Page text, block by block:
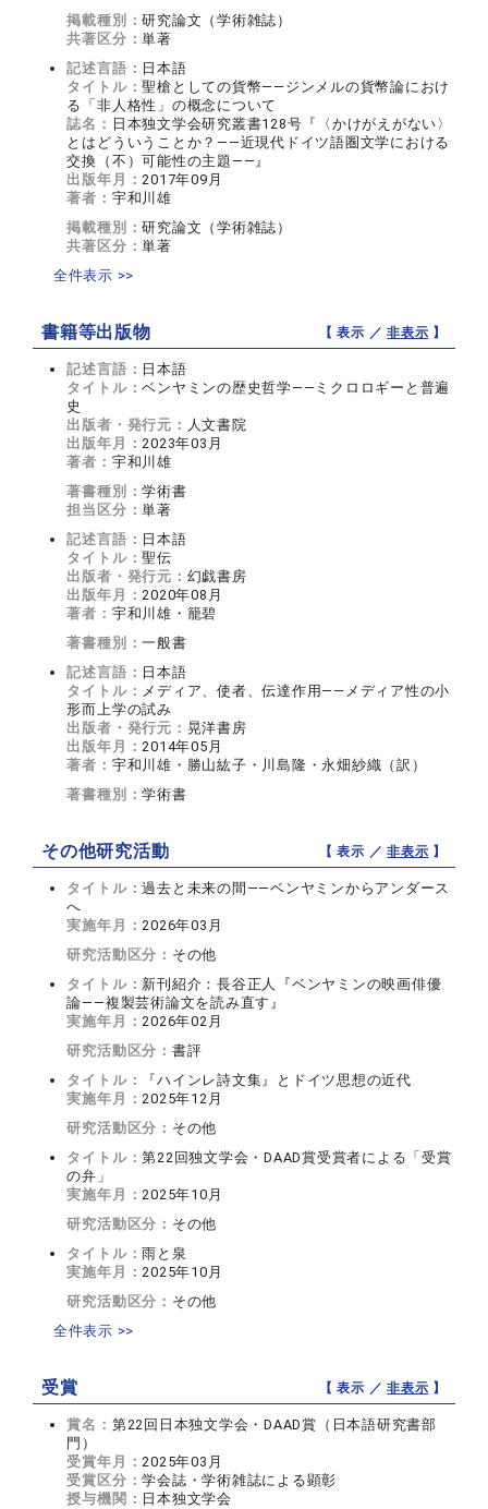
掲載種別：研究論文（学術雑誌）
共著区分：単著
記述言語： 日本語
タイトル：聖槍としての貨幣――ジンメルの貨幣論におけ
る「非人格性」の概念について
誌名： 日本独文学会研究叢書128号『〈かけがえがない〉
とはどういうことか？――近現代ドイツ語圏文学における
交換（不）可能性の主題――』
出版年月：2017年09月
著者： 宇和川雄
掲載種別：研究論文（学術雑誌）
共著区分：単著
全件表示 >>
書籍等出版物 【 表示 ／非表示 】
記述言語： 日本語
タイトル：ベンヤミンの歴史哲学――ミクロロギーと普遍
史
出版者・発行元： 人文書院
出版年月：2023年03月
著者： 宇和川雄
著書種別：学術書
担当区分：単著
記述言語： 日本語
タイトル：聖伝
出版者・発行元： 幻戯書房
出版年月：2020年08月
著者： 宇和川雄・籠碧
著書種別：一般書
記述言語： 日本語
タイトル： メディア、使者、伝達作用――メディア性の小
形而上学の試み
出版者・発行元： 晃洋書房
出版年月：2014年05月
著者： 宇和川雄・勝山紘子・川島隆・永畑紗織（訳）
著書種別：学術書
その他研究活動 【 表示 ／非表示 】
タイトル：過去と未来の間――ベンヤミンからアンダース
へ
実施年月：2026年03月
研究活動区分： その他
タイトル： 新刊紹介：長谷正人『ベンヤミンの映画俳優
論――複製芸術論文を読み直す』
実施年月：2026年02月
研究活動区分： 書評
タイトル：
『ハインレ詩文集』とドイツ思想の近代
実施年月：2025年12月
研究活動区分： その他
タイトル：第22回独文学会・DAAD賞受賞者による「受賞
の弁」
実施年月：2025年10月
研究活動区分： その他
タイトル：雨と泉
実施年月：2025年10月
研究活動区分： その他
全件表示 >>
受賞 【 表示 ／非表示 】
賞名： 第22回日本独文学会・DAAD賞（日本語研究書部
門）
受賞年月：2025年03月
受賞区分：学会誌・学術雑誌による顕彰
授与機関： 日本独文学会